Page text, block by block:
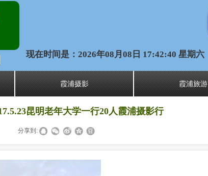
现在时间是：2026年08月08日 17:42:40 星期六
霞浦摄影 霞浦旅游
昆明老年大学一行20人霞浦摄影行
分享到: